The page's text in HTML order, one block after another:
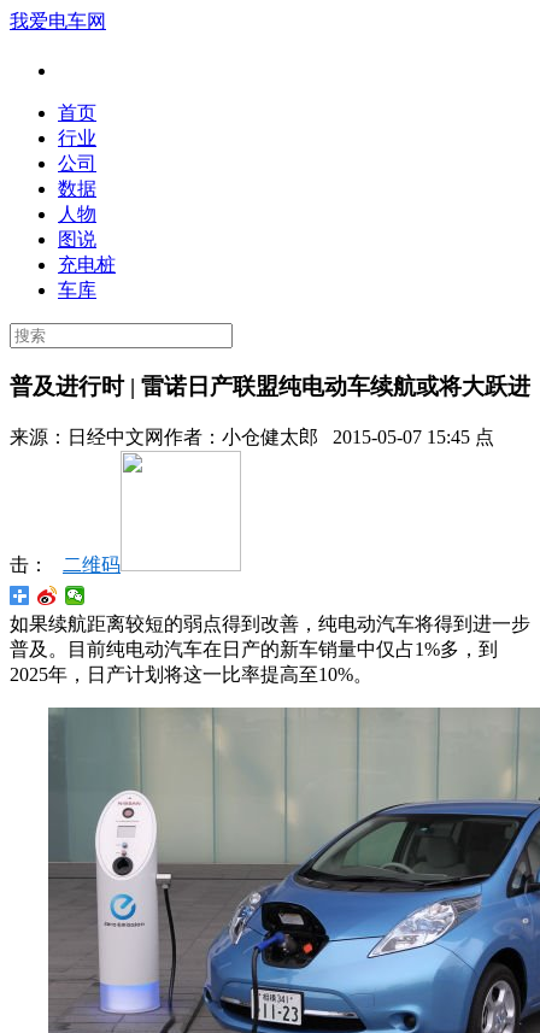
我爱电车网
首页
行业
公司
数据
人物
图说
充电桩
车库
普及进行时 | 雷诺日产联盟纯电动车续航或将大跃进
来源： 日经中文网作者： 小仓健太郎 2015-05-07 15:45 点
击： 二维码
如果续航距离较短的弱点得到改善，纯电动汽车将得到进一步
普及。目前纯电动汽车在日产的新车销量中仅占1%多，到
2025年，日产计划将这一比率提高至10%。